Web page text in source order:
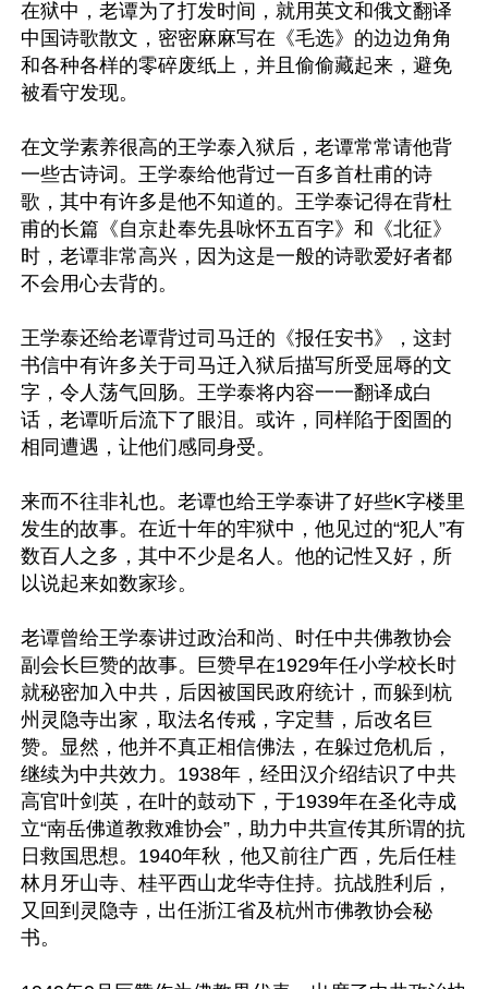
在狱中，老谭为了打发时间，就用英文和俄文翻译
中国诗歌散文，密密麻麻写在《毛选》的边边角角
和各种各样的零碎废纸上，并且偷偷藏起来，避免
被看守发现。
在文学素养很高的王学泰入狱后，老谭常常请他背
一些古诗词。王学泰给他背过一百多首杜甫的诗
歌，其中有许多是他不知道的。王学泰记得在背杜
甫的长篇《自京赴奉先县咏怀五百字》和《北征》
时，老谭非常高兴，因为这是一般的诗歌爱好者都
不会用心去背的。
王学泰还给老谭背过司马迁的《报任安书》，这封
书信中有许多关于司马迁入狱后描写所受屈辱的文
字，令人荡气回肠。王学泰将内容一一翻译成白
话，老谭听后流下了眼泪。或许，同样陷于囹圄的
相同遭遇，让他们感同身受。
来而不往非礼也。老谭也给王学泰讲了好些K字楼里
发生的故事。在近十年的牢狱中，他见过的“犯人”有
数百人之多，其中不少是名人。他的记性又好，所
以说起来如数家珍。
老谭曾给王学泰讲过政治和尚、时任中共佛教协会
副会长巨赞的故事。巨赞早在1929年任小学校长时
就秘密加入中共，后因被国民政府统计，而躲到杭
州灵隐寺出家，取法名传戒，字定彗，后改名巨
赞。显然，他并不真正相信佛法，在躲过危机后，
继续为中共效力。1938年，经田汉介绍结识了中共
高官叶剑英，在叶的鼓动下，于1939年在圣化寺成
立“南岳佛道教救难协会”，助力中共宣传其所谓的抗
日救国思想。1940年秋，他又前往广西，先后任桂
林月牙山寺、桂平西山龙华寺住持。抗战胜利后，
又回到灵隐寺，出任浙江省及杭州市佛教协会秘
书。